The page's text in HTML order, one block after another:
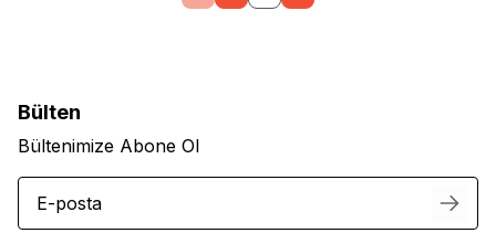
Bülten
Bültenimize Abone Ol